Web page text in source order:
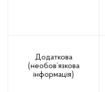
Додаткова
(необов’язкова
інформація)